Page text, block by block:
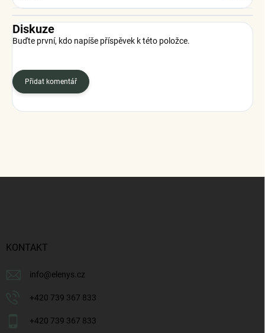
Diskuze
Buďte první, kdo napíše příspěvek k této položce.
Přidat komentář
KONTAKT
info@elenys.cz
+420 739 367 833
+420 739 367 833